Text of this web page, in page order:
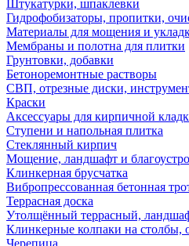
Штукатурки, шпаклевки
Гидрофобизаторы, пропитки,
Материалы для мощения и
Мембраны и полотна для плитки
Грунтовки, добавки
Бетоноремонтные растворы
СВП, отрезные диски,
Краски
Аксессуары для кирпичной
Ступени и напольная плитка
Cтеклянный кирпич
Мощение, ландшафт и
Клинкерная брусчатка
Вибропрессованная бетонная
Террасная доска
Утолщённый террасный,
Клинкерные колпаки на столбы,
Черепица